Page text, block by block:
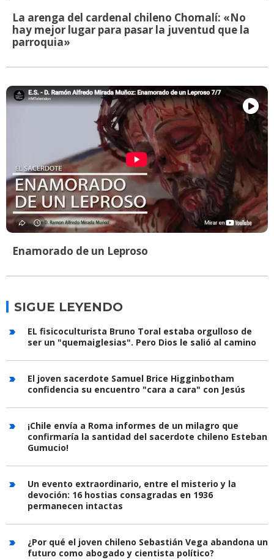
La arenga del cardenal chileno Chomalí: «No
hay mejor lugar para pasar la juventud que la
parroquia»
Enamorado de un Leproso
SIGUE LEYENDO
EL fisicoculturista Bruno Toral estaba orgulloso de
ser un "quemaiglesias". Pero Dios le salió al camino
El joven sacerdote Samuel Brice Higginbotham
confidencia su encuentro "cara a cara" con Jesús
¡Chile envía a Roma informes de un milagro que
confirmaría la santidad del sacerdote chileno Esteban
Gumucio!
Un evento extraordinario, entre el misterio y la
devoción: 16 hostias consagradas en 1936
permanecen intactas
¿Por qué el joven chileno Sebastián Vega abandona un
futuro como abogado y cientista político?